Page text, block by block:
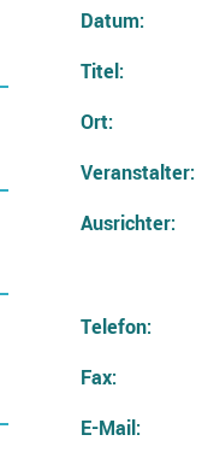
Datum:
Titel:
Ort:
Veranstalter:
Ausrichter:
Telefon:
Fax:
E-Mail: